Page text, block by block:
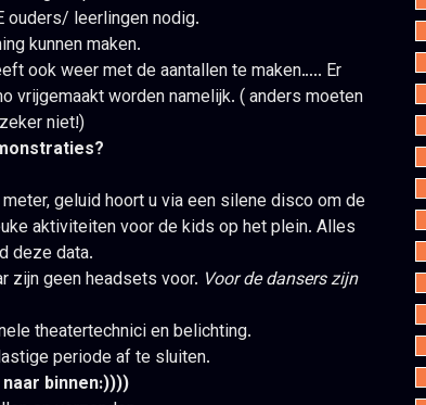
ouders/ leerlingen nodig.
kunnen maken.
ook weer met de aantallen te maken….. Er
vrijgemaakt worden namelijk. ( anders moeten
niet!)
geluid hoort u via een silene disco om de
aktiviteiten voor de kids op het plein. Alles
deze data.
zijn geen headsets voor. Voor de dansers zijn
theatertechnici en belichting.
periode af te sluiten.
binnen:))))